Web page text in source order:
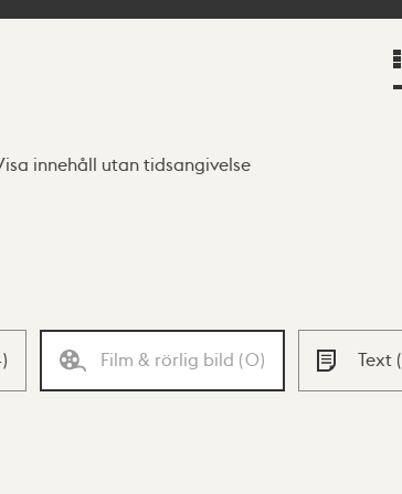
innehåll utan tidsangivelse
) Film & rörlig bild (0) Text (